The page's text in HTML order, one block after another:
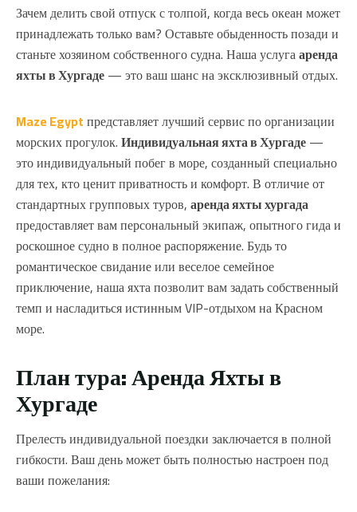
Зачем делить свой отпуск с толпой, когда весь океан может
принадлежать только вам? Оставьте обыденность позади и
станьте хозяином собственного судна. Наша услугааренда
яхты в Хургаде— это ваш шанс на эксклюзивный отдых.
Maze Egyptпредставляет лучший сервис по организации
морских прогулок.Индивидуальная яхта в Хургаде—
это индивидуальный побег в море, созданный специально
для тех, кто ценит приватность и комфорт. В отличие от
стандартных групповых туров,аренда яхты хургада
предоставляет вам персональный экипаж, опытного гида и
роскошное судно в полное распоряжение. Будь то
романтическое свидание или веселое семейное
приключение, наша яхта позволит вам задать собственный
темп и насладиться истинным VIP-отдыхом на Красном
море.
План тура: Аренда Яхты в
Хургаде
Прелесть индивидуальной поездки заключается в полной
гибкости. Ваш день может быть полностью настроен под
ваши пожелания: